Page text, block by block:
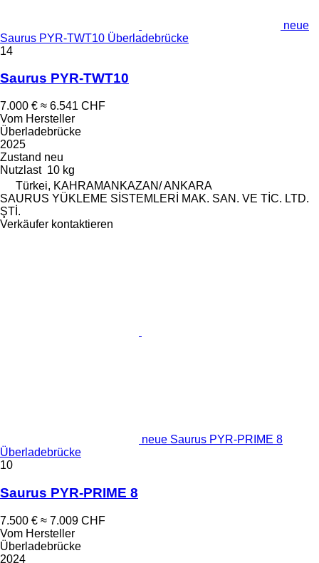
neue
Saurus PYR-TWT10 Überladebrücke
14
Saurus PYR-TWT10
7.000 € ≈ 6.541 CHF
Vom Hersteller
Überladebrücke
2025
Zustand neu
Nutzlast 10 kg
Türkei, KAHRAMANKAZAN/ ANKARA
SAURUS YÜKLEME SİSTEMLERİ MAK. SAN. VE TİC. LTD.
ŞTİ.
Verkäufer kontaktieren
neue Saurus PYR-PRIME 8
Überladebrücke
10
Saurus PYR-PRIME 8
7.500 € ≈ 7.009 CHF
Vom Hersteller
Überladebrücke
2024